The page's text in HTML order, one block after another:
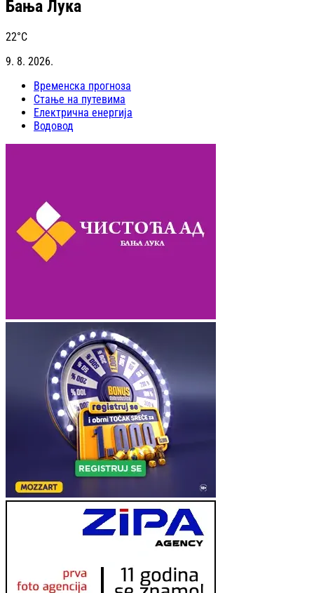
Бања Лука
22°C
9. 8. 2026.
Временска прогноза
Стање на путевима
Електрична енергија
Водовод